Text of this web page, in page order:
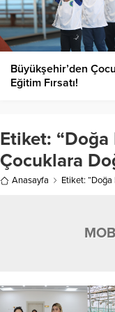
Büyükşehir’den
Eğitim Fırsatı!
Etiket:
Çocuklara
Anasayfa Etiket: